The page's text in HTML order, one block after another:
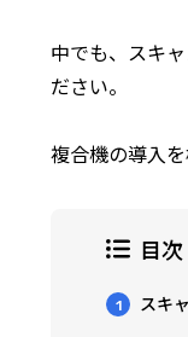
中でも、スキ
ださい。
複合機の導入
目次
1 スキ